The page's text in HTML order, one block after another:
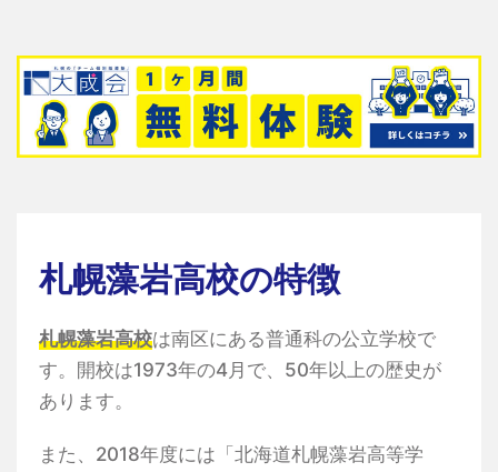
札幌藻岩高校の特徴
札幌藻岩高校は南区にある普通科の公立学校で
す。開校は1973年の4月で、50年以上の歴史が
あります。
また、2018年度には「北海道札幌藻岩高等学